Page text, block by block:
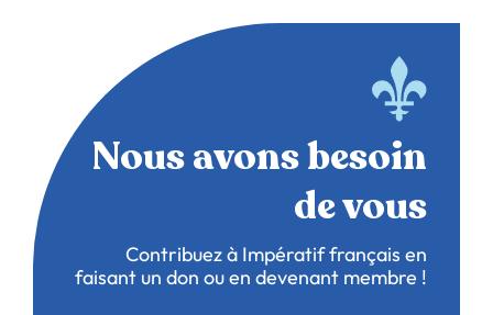
Nous avons besoin
de vous
Contribuez à Impératif français en
faisant un don ou en devenant membre !